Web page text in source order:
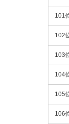
101
102
103
104
105
106